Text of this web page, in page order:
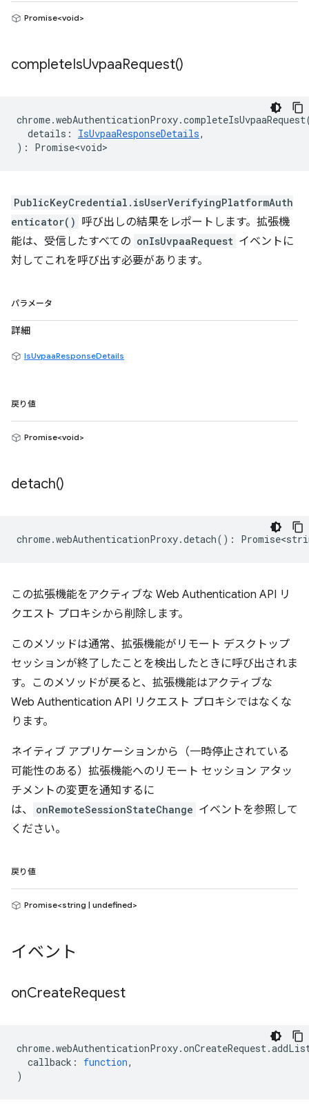
Promise<void>
completeIsUvpaaRequest()
chrome.webAuthenticationProxy.completeIsUvpaaRequest
details : IsUvpaaResponseDetails,
) : Promise<void>
PublicKeyCredential.isUserVerifyingPlatformAuth
enticator() 呼び出しの結果をレポートします。拡張機
能は、受信したすべての onIsUvpaaRequest イベントに
対してこれを呼び出す必要があります。
パラメータ
詳細
IsUvpaaResponseDetails
戻り値
Promise<void>
detach()
chrome.webAuthenticationProxy.detach() :
この拡張機能をアクティブな Web Authentication API リ
クエスト プロキシから削除します。
このメソッドは通常、拡張機能がリモート デスクトップ
セッションが終了したことを検出したときに呼び出されま
す。このメソッドが戻ると、拡張機能はアクティブな
Web Authentication API リクエスト プロキシではなくな
ります。
ネイティブ アプリケーションから（一時停止されている
可能性のある）拡張機能へのリモート セッション アタッ
チメントの変更を通知するに
は、
onRemoteSessionStateChange イベントを参照して
ください。
戻り値
Promise<string | undefined>
イベント
onCreateRequest
chrome.webAuthenticationProxy.onCreateRequest.
callback : function,
)